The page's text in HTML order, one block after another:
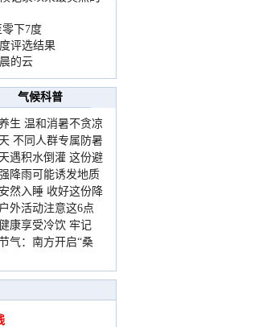
下7度
评选结果
的云
气候科普
生 温和消暑不贪凉
不同人群专属防暑
收好
遇积水倒灌 这份避
请收好
降雨可能诱发地质
些前兆要知道
然入睡 收好这份降
士
外活动注意这6点
身两不误
康享受冷饮 牢记
意一控制”
气：南方开启“桑